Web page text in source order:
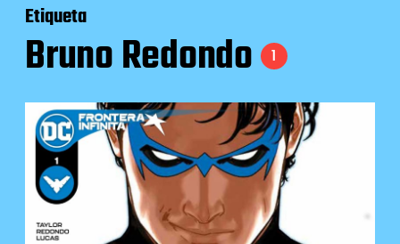
Etiqueta
Bruno Redondo 1